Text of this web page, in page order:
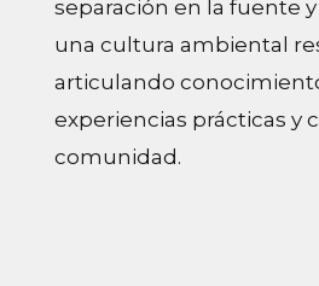
separación en la fuente
una cultura ambiental
articulando
experiencias prácticas y
comunidad.